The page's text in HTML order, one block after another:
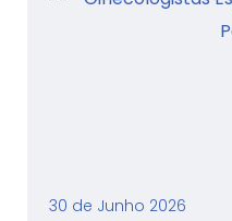
30 de Junho 2026